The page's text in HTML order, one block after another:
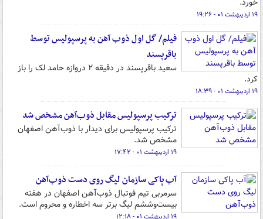
۱۹ اردیبهشت ۰۱ - ۱۹:۲۶
فیلم/ گل اول ذوب آهن به پرسپولیس توسط
باقرپسند
سعید باقرپسند در دقیقه ۲ دروازه حامد لک را باز
کرد.
۱۹ اردیبهشت ۰۱ - ۱۸:۳۹
ترکیب پرسپولیس مقابل ذوب‌آهن مشخص شد
ترکیب پرسپولیس برای دیدار با ذوب‌آهن اصفهان
مشخص شد.
۱۹ اردیبهشت ۰۱ - ۱۷:۴۲
آب پاکی سازمان لیگ روی دست ذوب‌آهن
سرمربی تیم فوتبال ذوب‌آهن اصفهان در هفته
بیست‌وششم لیگ برتر سه اخطاره و محروم است.
۱۹ اردیبهشت ۰۱ - ۱۲:۱۸